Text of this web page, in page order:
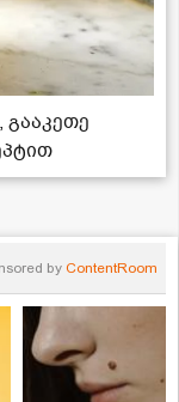
by ContentRoom